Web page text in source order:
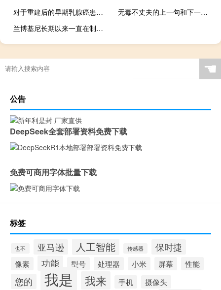
对于重建后的早期乳腺癌患者来说 较短疗程的放射治疗是安全的
无毒不丈夫的上一句和下一句（无毒软件网）
兰博基尼长期以来一直在制定 IPO 战略
☚
公告
DeepSeek全套部署资料免费下载
免费可商用字体批量下载
标签
也不 亚马逊 人工智能 传感器 保时捷
像素 功能 型号 处理器 小米 屏幕 性能
您的 我是 我来 手机
摄像头